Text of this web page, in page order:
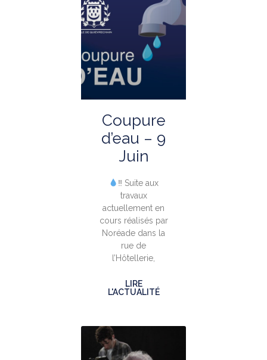
Coupure
d’eau – 9
Juin
‼ Suite aux
travaux
actuellement en
cours réalisés par
Noréade dans la
rue de
l’Hôtellerie,
LIRE
L'ACTUALITÉ